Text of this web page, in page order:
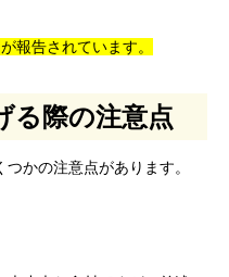
報告されています。
る際の注意点
かの注意点があります。